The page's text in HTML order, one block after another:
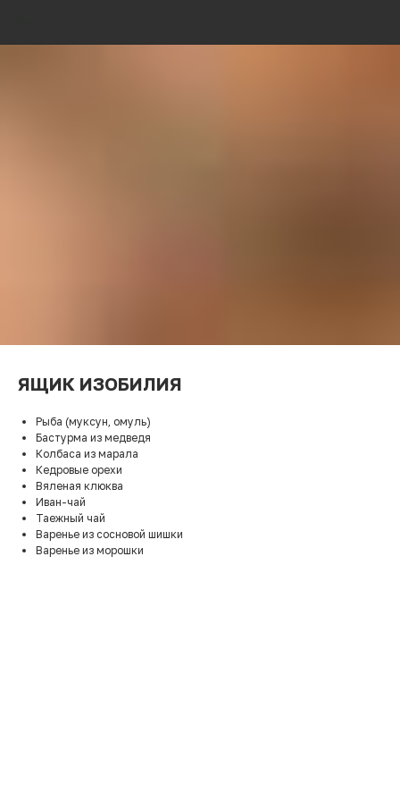
ЯЩИК ИЗОБИЛИЯ
Рыба (муксун, омуль)
Бастурма из медведя
Колбаса из марала
Кедровые орехи
Вяленая клюква
Иван-чай
Таежный чай
Варенье из сосновой шишки
Варенье из морошки